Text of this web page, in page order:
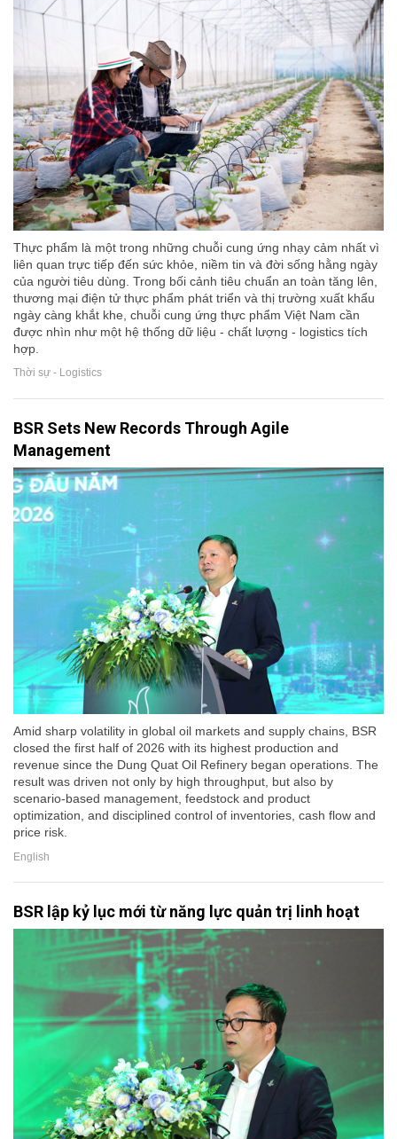
Thực phẩm là một trong những chuỗi cung ứng nhạy cảm nhất vì
liên quan trực tiếp đến sức khỏe, niềm tin và đời sống hằng ngày
của người tiêu dùng. Trong bối cảnh tiêu chuẩn an toàn tăng lên,
thương mại điện tử thực phẩm phát triển và thị trường xuất khẩu
ngày càng khắt khe, chuỗi cung ứng thực phẩm Việt Nam cần
được nhìn như một hệ thống dữ liệu - chất lượng - logistics tích
hợp.
Thời sự - Logistics
BSR Sets New Records Through Agile
Management
Amid sharp volatility in global oil markets and supply chains, BSR
closed the first half of 2026 with its highest production and
revenue since the Dung Quat Oil Refinery began operations. The
result was driven not only by high throughput, but also by
scenario-based management, feedstock and product
optimization, and disciplined control of inventories, cash flow and
price risk.
English
BSR lập kỷ lục mới từ năng lực quản trị linh hoạt